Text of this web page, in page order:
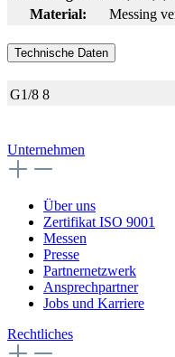
Material:
Messing
Technische Daten
G1/8 8
Unternehmen
Über uns
Zertifikat ISO 9001
Messen
Presse
Partnernetzwerk
Ansprechpartner
Jobs und Karriere
Rechtliches